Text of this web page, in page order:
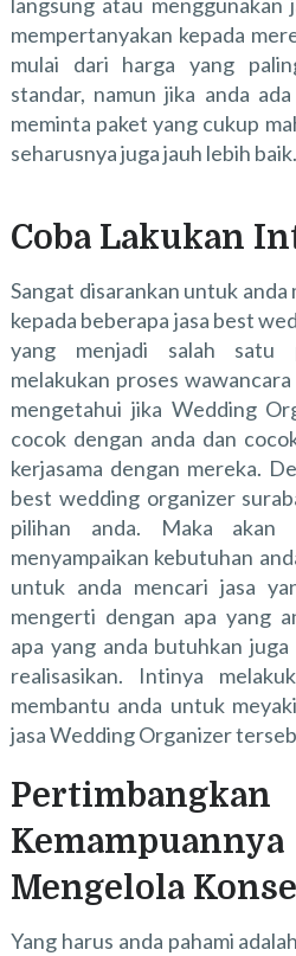
mempertanyakan kepada
mulai dari harga yang
standar, namun jika anda
meminta paket yang cukup
seharusnya juga jauh lebih baik.
Coba Lakukan
Sangat disarankan untuk
kepada beberapa jasa best
yang menjadi salah satu
melakukan proses
mengetahui jika Wedding
cocok dengan anda dan
kerjasama dengan mereka.
best wedding organizer
pilihan anda. Maka akan
menyampaikan kebutuhan
untuk anda mencari jasa
mengerti dengan apa yang
apa yang anda butuhkan
realisasikan. Intinya
membantu anda untuk
jasa Wedding Organizer
Mengelola
Yang harus anda pahami